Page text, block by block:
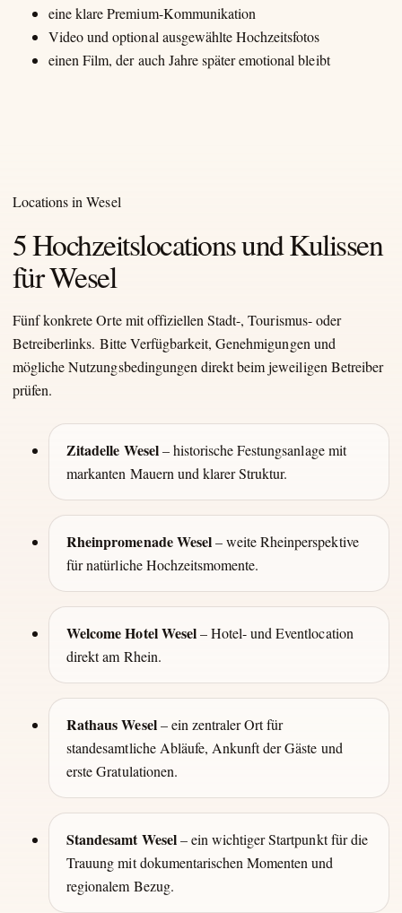
eine klare Premium-Kommunikation
Video und optional ausgewählte Hochzeitsfotos
einen Film, der auch Jahre später emotional bleibt
Locations in Wesel
5 Hochzeitslocations und Kulissen
für Wesel
Fünf konkrete Orte mit offiziellen Stadt-, Tourismus- oder
Betreiberlinks. Bitte Verfügbarkeit, Genehmigungen und
mögliche Nutzungsbedingungen direkt beim jeweiligen Betreiber
prüfen.
Zitadelle Wesel– historische Festungsanlage mit
markanten Mauern und klarer Struktur.
Rheinpromenade Wesel– weite Rheinperspektive
für natürliche Hochzeitsmomente.
Welcome Hotel Wesel– Hotel- und Eventlocation
direkt am Rhein.
Rathaus Wesel– ein zentraler Ort für
standesamtliche Abläufe, Ankunft der Gäste und
erste Gratulationen.
Standesamt Wesel– ein wichtiger Startpunkt für die
Trauung mit dokumentarischen Momenten und
regionalem Bezug.